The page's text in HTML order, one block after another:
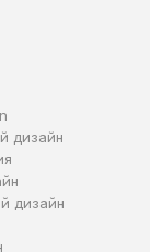
дизайн
дизайн